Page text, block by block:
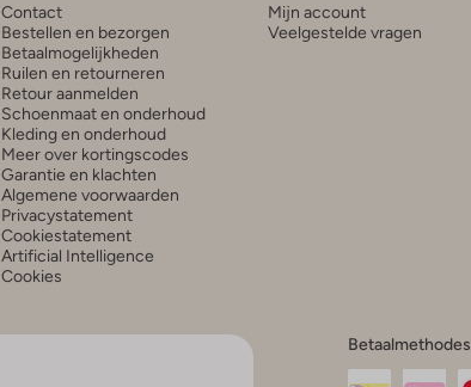
Contact
Bestellen en bezorgen
Betaalmogelijkheden
Ruilen en retourneren
Retour aanmelden
Schoenmaat en onderhoud
Kleding en onderhoud
Meer over kortingscodes
Garantie en klachten
Algemene voorwaarden
Privacystatement
Cookiestatement
Artificial Intelligence
Cookies
Mijn account
Veelgestelde vragen
Betaalmethodes